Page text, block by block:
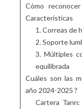
Cómo
Características
1. Correas de
2. Soporte
3. Múltiples
equilibrada
Cuáles son las
año 2024-2025 ?
Cartera